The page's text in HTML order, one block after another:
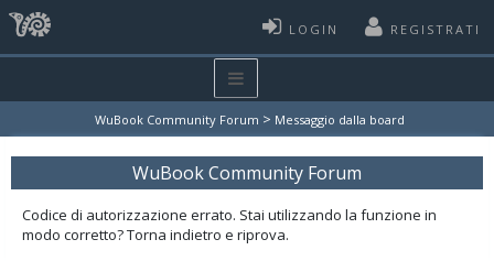
LOGIN REGISTRATI
WuBook Community Forum > Messaggio dalla board
WuBook Community Forum
Codice di autorizzazione errato. Stai utilizzando la funzione in
modo corretto? Torna indietro e riprova.